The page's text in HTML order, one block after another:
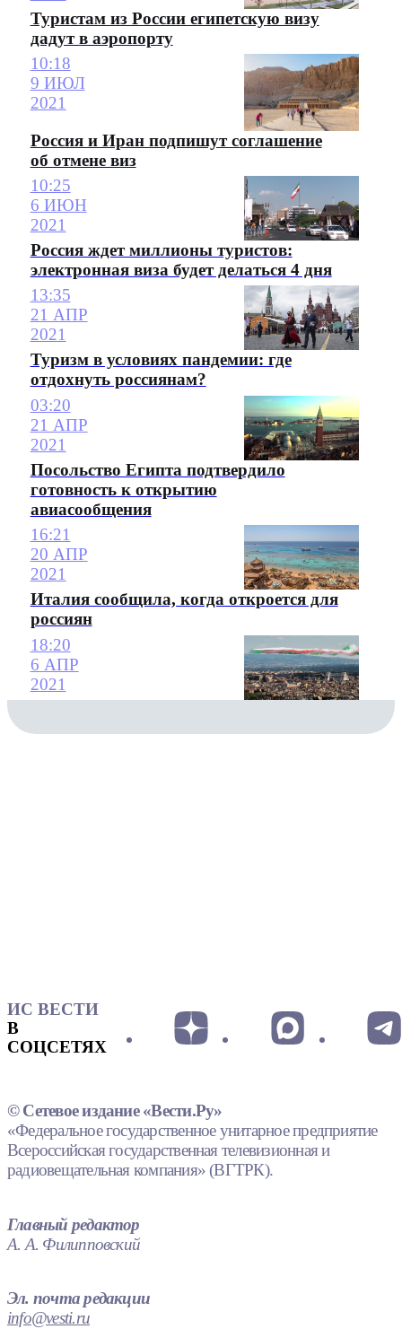
Туристам из России египетскую визу
дадут в аэропорту
10:18
9 ИЮЛ
2021
Россия и Иран подпишут соглашение
об отмене виз
10:25
6 ИЮН
2021
Россия ждет миллионы туристов:
электронная виза будет делаться 4 дня
13:35
21 АПР
2021
Туризм в условиях пандемии: где
отдохнуть россиянам?
03:20
21 АПР
2021
Посольство Египта подтвердило
готовность к открытию
авиасообщения
16:21
20 АПР
2021
Италия сообщила, когда откроется для
россиян
18:20
6 АПР
2021
ИС ВЕСТИ
В
СОЦСЕТЯХ
© Сетевое издание «Вести.Ру»
«Федеральное государственное унитарное предприятие
Всероссийская государственная телевизионная и
радиовещательная компания» (ВГТРК).
Главный редактор
А. А. Филипповский
Эл. почта редакции
info@vesti.ru